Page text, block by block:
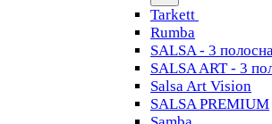
Tarkett
Rumba
SALSA - 3
SALSA ART - 3
Salsa Art Vision
SALSA PREMIUM